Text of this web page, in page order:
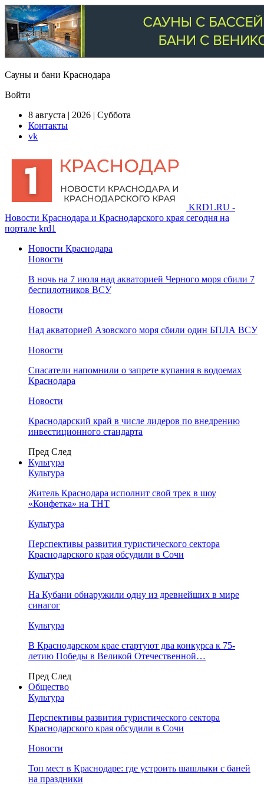
Сауны и бани Краснодара
Войти
8 августа | 2026 | Суббота
Контакты
vk
KRD1.RU -
Новости Краснодара и Краснодарского края сегодня на
портале krd1
Новости Краснодара
Новости
В ночь на 7 июля над акваторией Черного моря сбили 7
беспилотников ВСУ
Новости
Над акваторией Азовского моря сбили один БПЛА ВСУ
Новости
Спасатели напомнили о запрете купания в водоемах
Краснодара
Новости
Краснодарский край в числе лидеров по внедрению
инвестиционного стандарта
Пред След
Культура
Культура
Житель Краснодара исполнит свой трек в шоу
«Конфетка» на ТНТ
Культура
Перспективы развития туристического сектора
Краснодарского края обсудили в Сочи
Культура
На Кубани обнаружили одну из древнейших в мире
синагог
Культура
В Краснодарском крае стартуют два конкурса к 75-
летию Победы в Великой Отечественной…
Пред След
Общество
Культура
Перспективы развития туристического сектора
Краснодарского края обсудили в Сочи
Новости
Топ мест в Краснодаре: где устроить шашлыки с баней
на праздники